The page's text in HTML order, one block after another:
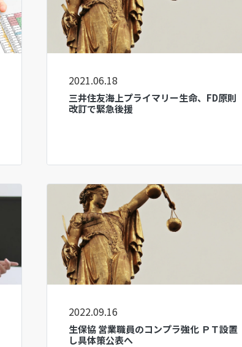
2021.06.18
三井住友海上プライマリー生命、FD原則
改訂で緊急後援
2022.09.16
生保協 営業職員のコンプラ強化 ＰＴ設置
し具体策公表へ